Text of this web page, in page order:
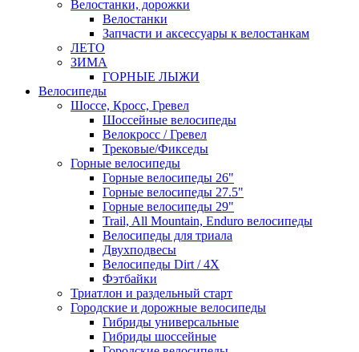
Велостанки, дорожки
Велостанки
Запчасти и аксессуары к велостанкам
ЛЕТО
ЗИМА
ГОРНЫЕ ЛЫЖИ
Велосипеды
Шоссе, Кросс, Гревел
Шоссейные велосипеды
Велокросс / Гревел
Трековые/Фикседы
Горные велосипеды
Горные велосипеды 26"
Горные велосипеды 27.5"
Горные велосипеды 29"
Trail, All Mountain, Enduro велосипеды
Велосипеды для триала
Двухподвесы
Велосипеды Dirt / 4X
Фэтбайки
Триатлон и раздельный старт
Городские и дорожные велосипеды
Гибриды универсальные
Гибриды шоссейные